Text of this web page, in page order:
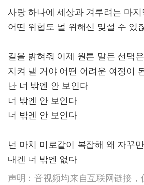
사랑 하나에 세상과 겨루려는 마
어떤 위협도 널 위해선 맞설 수 있
길을 밝혀줘 이제 원튼 말든 선택
지켜 낼 거야 어떤 어려운 여정이
난 너 밖엔 안 보인다
너 밖엔 안 보인다
너 밖엔 안 보인다
넌 마치 미로같이 복잡해 왜 자꾸
내겐 너 밖엔 없다
声明：音视频均来自互联网链接